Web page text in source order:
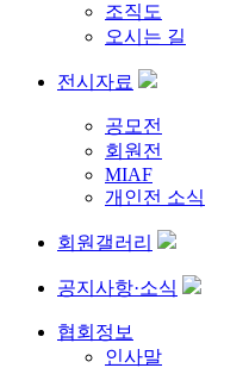
조직도
오시는 길
전시자료
공모전
회원전
MIAF
개인전 소식
회원갤러리
공지사항·소식
협회정보
인사말